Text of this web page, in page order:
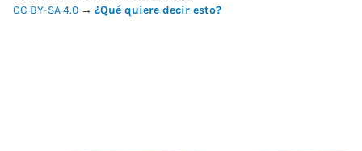
CC BY-SA 4.0 → ¿Qué quiere decir esto?